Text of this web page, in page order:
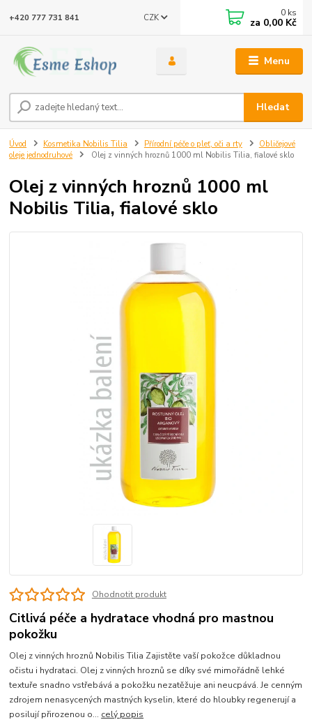
Menu
CZK
Hledat
+420 777 731 841 0 ks
za 0,00 Kč
Úvod Kosmetika Nobilis Tilia Přírodní péče o pleť, oči a rty
Obličejové
oleje jednodruhové
Olej z vinných hroznů 1000 ml Nobilis Tilia, fialové sklo
Olej z vinných hroznů 1000 ml
Nobilis Tilia, fialové sklo
Ohodnotit produkt
Citlivá péče a hydratace vhodná pro mastnou
pokožku
Olej z vinných hroznů Nobilis Tilia Zajistěte vaší pokožce důkladnou
očistu i hydrataci. Olej z vinných hroznů se díky své mimořádně lehké
textuře snadno vstřebává a pokožku nezatěžuje ani neucpává. Je cenným
zdrojem nenasycených mastných kyselin, které do hloubky regenerují a
posilují přirozenou o... celý popis